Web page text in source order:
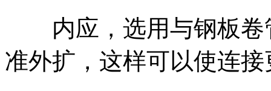
内应，选用与钢板卷
准外扩，这样可以使连